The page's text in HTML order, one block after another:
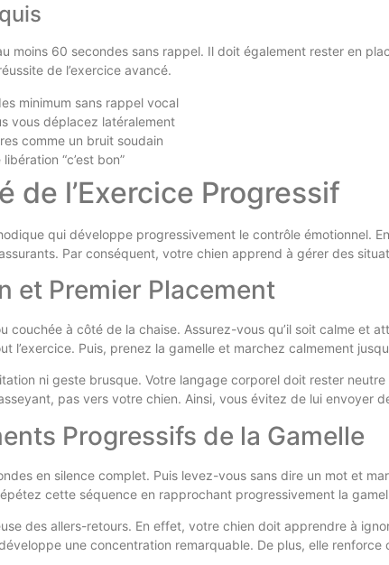
moins 60 secondes sans rappel. Il doit également rester en
de l’exercice avancé.
minimum sans rappel vocal
vous déplacez latéralement
comme un bruit soudain
“c’est bon”
de l’Exercice Progressif
qui développe progressivement le contrôle émotionnel.
Par conséquent, votre chien apprend à gérer des
et Premier Placement
couchée à côté de la chaise. Assurez-vous qu’il soit calme et
l’exercice. Puis, prenez la gamelle et marchez calmement
ni geste brusque. Votre langage corporel doit rester
pas vers votre chien. Ainsi, vous évitez de lui envoyer
Progressifs de la Gamelle
en silence complet. Puis levez-vous sans dire un mot et
cette séquence en rapprochant progressivement la
des allers-retours. En effet, votre chien doit apprendre à
une concentration remarquable. De plus, elle